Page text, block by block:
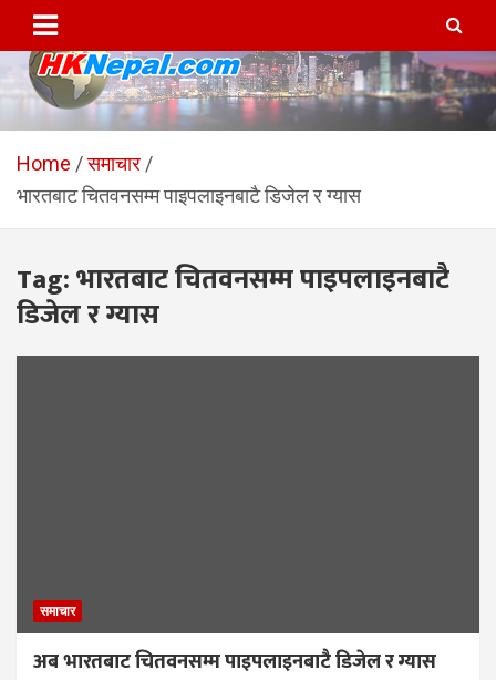
content
HKNepal.com – हङकङबाट
सञ्चालित पहिलो नेपाली अनलाईन
पत्रिका
hknepal, hknepal.com, hk nepal, hk nepal com
Home
समाचार
भारतबाट चितवनसम्म पाइपलाइनबाटै डिजेल र ग्यास
Tag:भारतबाट चितवनसम्म पाइपलाइनबाटै
डिजेल र ग्यास
समाचार
अब भारतबाट चितवनसम्म पाइपलाइनबाटै डिजेल र ग्यास